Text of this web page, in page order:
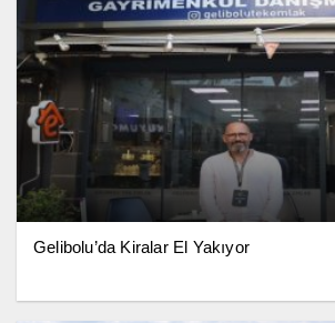
Gelibolu’da Kiralar El Yakıyor